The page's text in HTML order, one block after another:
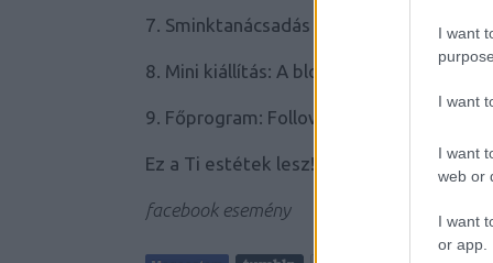
I want
I want
I want
web or
I want
or app.
7. Sminktanácsadás (Maybelline)
8. Mini kiállítás: A blogok legjobb 10-10
9. Főprogram: Follow Me...
Ez a Ti estétek lesz! Mindenki figyelme
facebook esemény